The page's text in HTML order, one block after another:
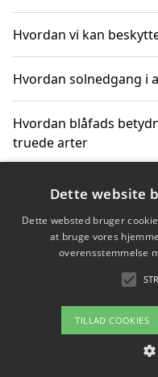
Hvordan vi kan
Hvordan solnedgang i
Hvordan blåfads
truede arter
Hvordan kan gaver til
Om /
Dette website
Dette websted bruger
at bruge vores
overensstemmelse
TILLAD COOKIES